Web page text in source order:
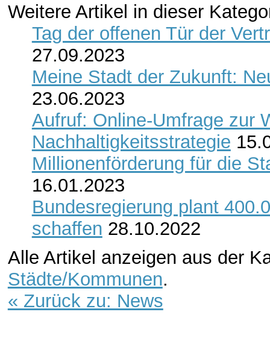
Weitere Artikel in dieser
Tag der offenen Tür der
27.09.2023
Meine Stadt der Zukunft:
23.06.2023
Aufruf: Online-Umfrage zur
Nachhaltigkeitsstrategie
Millionenförderung für die
16.01.2023
Bundesregierung plant
schaffen 28.10.2022
Alle Artikel anzeigen aus der
Städte/Kommunen.
« Zurück zu: News